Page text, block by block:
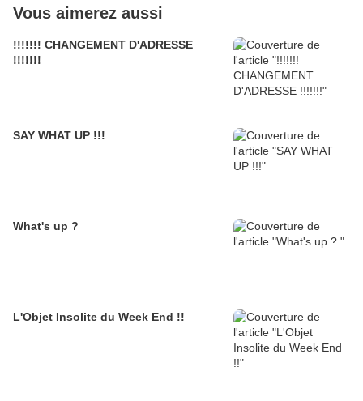
Vous aimerez aussi
!!!!!!! CHANGEMENT D'ADRESSE
!!!!!!!
SAY WHAT UP !!!
What's up ?
L'Objet Insolite du Week End !!